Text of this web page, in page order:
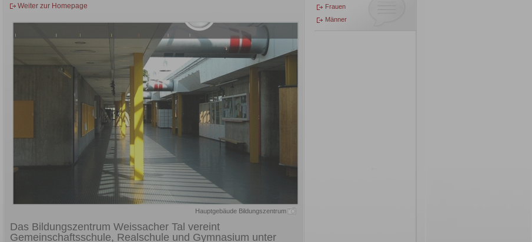
Weiter zur Homepage
Hauptgebäude Bildungszentrum
Das Bildungszentrum Weissacher Tal vereint
Gemeinschaftsschule, Realschule und Gymnasium unter
Frauen
Männer